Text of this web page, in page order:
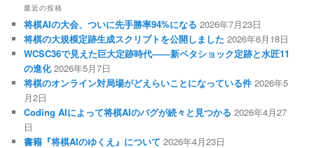
最近の投稿
将棋AIの大会、ついに先手勝率94%になる 2026年7月23日
将棋の大規模定跡生成スクリプトを公開しました 2026年6月18日
WCSC36で見えた巨大定跡時代――新ペタショック定跡と水匠11
の進化 2026年5月7日
将棋のオンライン対局場がどえらいことになっている件 2026年5
月2日
Coding AIによって将棋AIのバグが続々と見つかる 2026年4月27
日
書籍『将棋AIのゆくえ』について 2026年4月23日